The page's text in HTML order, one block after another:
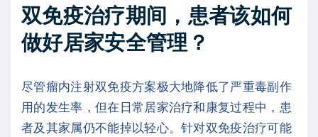
双免疫治疗期间，患者该如何
做好居家安全管理？
尽管瘤内注射双免疫方案极大地降低了严重毒副作
用的发生率，但在日常居家治疗和康复过程中，患
者及其家属仍不能掉以轻心。针对双免疫治疗可能